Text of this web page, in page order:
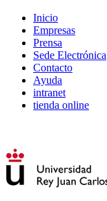
Inicio
Empresas
Prensa
Sede Electrónica
Contacto
Ayuda
intranet
tienda online